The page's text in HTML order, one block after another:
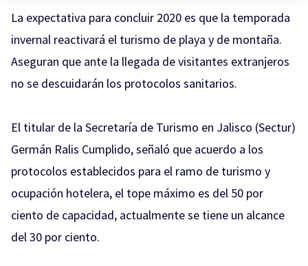
La expectativa para concluir 2020 es que la temporada
invernal reactivará el turismo de playa y de montaña.
Aseguran que ante la llegada de visitantes extranjeros
no se descuidarán los protocolos sanitarios.
El titular de la Secretaría de Turismo en Jalisco (Sectur)
Germán Ralis Cumplido, señaló que acuerdo a los
protocolos establecidos para el ramo de turismo y
ocupación hotelera, el tope máximo es del 50 por
ciento de capacidad, actualmente se tiene un alcance
del 30 por ciento.